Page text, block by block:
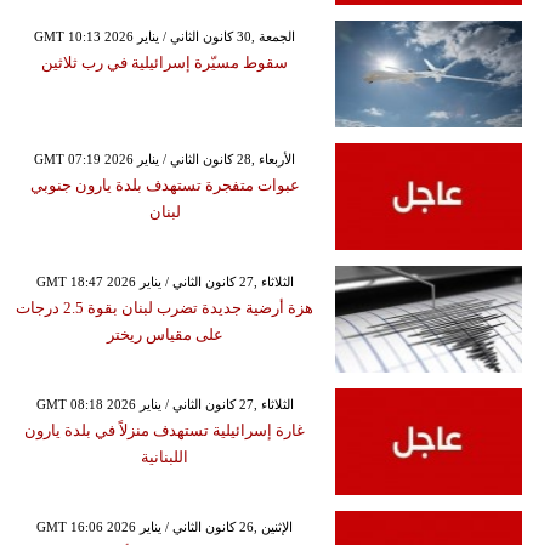
GMT 10:13 2026 الجمعة ,30 كانون الثاني / يناير
سقوط مسيّرة إسرائيلية في رب ثلاثين
GMT 07:19 2026 الأربعاء ,28 كانون الثاني / يناير
عبوات متفجرة تستهدف بلدة يارون جنوبي
لبنان
GMT 18:47 2026 الثلاثاء ,27 كانون الثاني / يناير
هزة أرضية جديدة تضرب لبنان بقوة 2.5 درجات
على مقياس ريختر
GMT 08:18 2026 الثلاثاء ,27 كانون الثاني / يناير
غارة إسرائيلية تستهدف منزلاً في بلدة يارون
اللبنانية
GMT 16:06 2026 الإثنين ,26 كانون الثاني / يناير